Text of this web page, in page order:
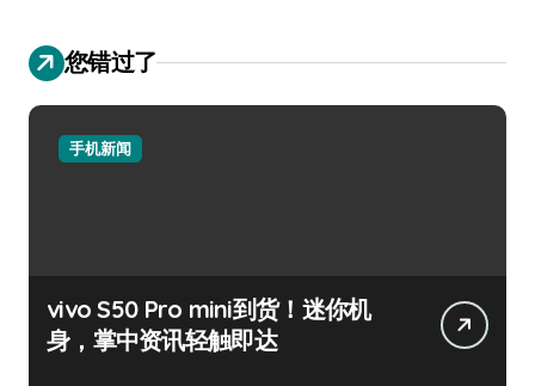
您错过了
手机新闻
vivo S50 Pro mini到货！迷你机
身，掌中资讯轻触即达